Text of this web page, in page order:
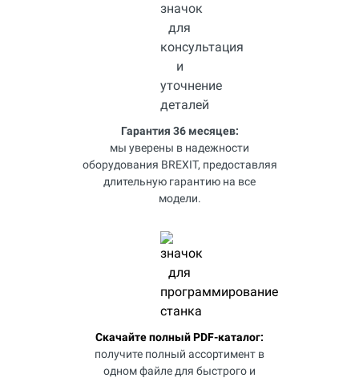
Гарантия 36 месяцев:
мы уверены в надежности
оборудования BREXIT, предоставляя
длительную гарантию на все
модели.
Скачайте полный PDF-каталог:
получите полный ассортимент в
одном файле для быстрого и